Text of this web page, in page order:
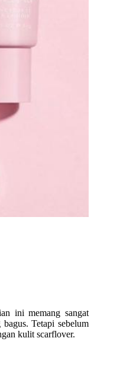
ini memang sangat
Tetapi sebelum
kulit scarflover.